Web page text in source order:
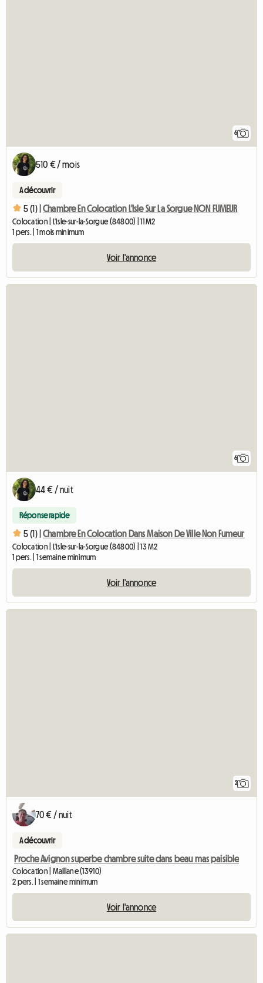
6
510 € / mois
A découvrir
5 (1) | Chambre En Colocation L'Isle Sur La Sorgue NON FUMEUR
Colocation | L'Isle-sur-la-Sorgue (84800) | 11 M2
1 pers. | 1 mois minimum
Voir l'annonce
6
44 € / nuit
Réponse rapide
5 (1) | Chambre En Colocation Dans Maison De Ville Non Fumeur
Colocation | L'Isle-sur-la-Sorgue (84800) | 13 M2
1 pers. | 1 semaine minimum
Voir l'annonce
2
70 € / nuit
A découvrir
Proche Avignon superbe chambre suite dans beau mas paisible
Colocation | Maillane (13910)
2 pers. | 1 semaine minimum
Voir l'annonce